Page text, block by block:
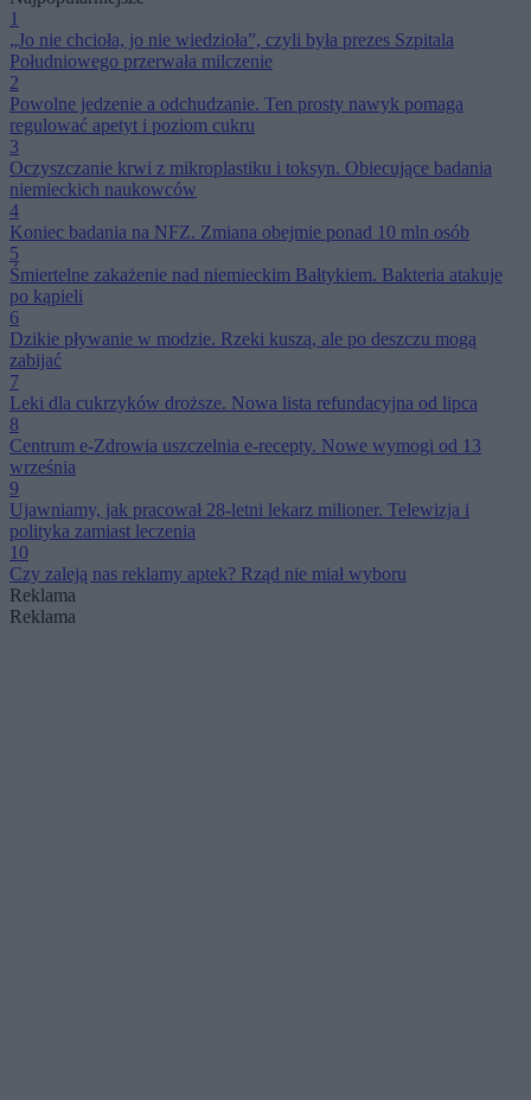
1
„Jo nie chcioła, jo nie wiedzioła”, czyli była prezes Szpitala
Południowego przerwała milczenie
2
Powolne jedzenie a odchudzanie. Ten prosty nawyk pomaga
regulować apetyt i poziom cukru
3
Oczyszczanie krwi z mikroplastiku i toksyn. Obiecujące badania
niemieckich naukowców
4
Koniec badania na NFZ. Zmiana obejmie ponad 10 mln osób
5
Śmiertelne zakażenie nad niemieckim Bałtykiem. Bakteria atakuje
po kąpieli
6
Dzikie pływanie w modzie. Rzeki kuszą, ale po deszczu mogą
zabijać
7
Leki dla cukrzyków droższe. Nowa lista refundacyjna od lipca
8
Centrum e-Zdrowia uszczelnia e-recepty. Nowe wymogi od 13
września
9
Ujawniamy, jak pracował 28-letni lekarz milioner. Telewizja i
polityka zamiast leczenia
10
Czy zaleją nas reklamy aptek? Rząd nie miał wyboru
Reklama
Reklama